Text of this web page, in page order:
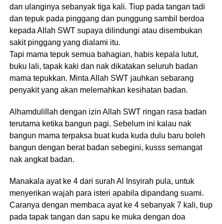
dan ulanginya sebanyak tiga kali. Tiup pada tangan tadi
dan tepuk pada pinggang dan punggung sambil berdoa
kepada Allah SWT supaya dilindungi atau disembukan
sakit pinggang yang dialami itu.
Tapi mama tepuk semua bahagian, habis kepala lutut,
buku lali, tapak kaki dan nak dikatakan seluruh badan
mama tepukkan. Minta Allah SWT jauhkan sebarang
penyakit yang akan melemahkan kesihatan badan.
Alhamdulillah dengan izin Allah SWT ringan rasa badan
terutama ketika bangun pagi. Sebelum ini kalau nak
bangun mama terpaksa buat kuda kuda dulu baru boleh
bangun dengan berat badan sebegini, kusss semangat
nak angkat badan.
Manakala ayat ke 4 dari surah Al Insyirah pula, untuk
menyerikan wajah para isteri apabila dipandang suami.
Caranya dengan membaca ayat ke 4 sebanyak 7 kali, tiup
pada tapak tangan dan sapu ke muka dengan doa